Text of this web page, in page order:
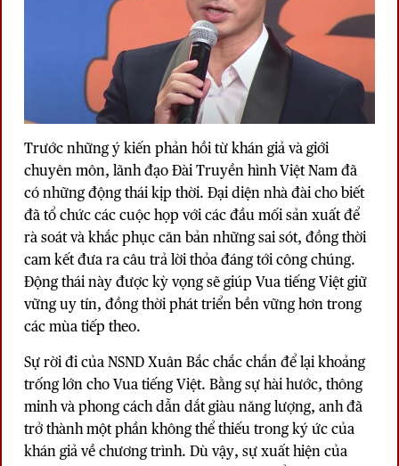
Trước những ý kiến phản hồi từ khán giả và giới
chuyên môn, lãnh đạo Đài Truyền hình Việt Nam đã
có những động thái kịp thời. Đại diện nhà đài cho biết
đã tổ chức các cuộc họp với các đầu mối sản xuất để
rà soát và khắc phục căn bản những sai sót, đồng thời
cam kết đưa ra câu trả lời thỏa đáng tới công chúng.
Động thái này được kỳ vọng sẽ giúp Vua tiếng Việt giữ
vững uy tín, đồng thời phát triển bền vững hơn trong
các mùa tiếp theo.
Sự rời đi của NSND Xuân Bắc chắc chắn để lại khoảng
trống lớn cho Vua tiếng Việt. Bằng sự hài hước, thông
minh và phong cách dẫn dắt giàu năng lượng, anh đã
trở thành một phần không thể thiếu trong ký ức của
khán giả về chương trình. Dù vậy, sự xuất hiện của